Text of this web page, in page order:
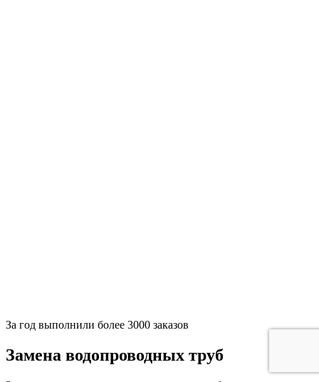
За год выполнили более 3000 заказов
Замена водопроводных труб